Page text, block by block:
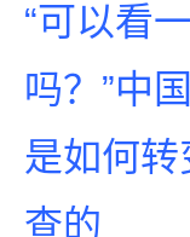
“可以看
吗？”中
是如何
查的